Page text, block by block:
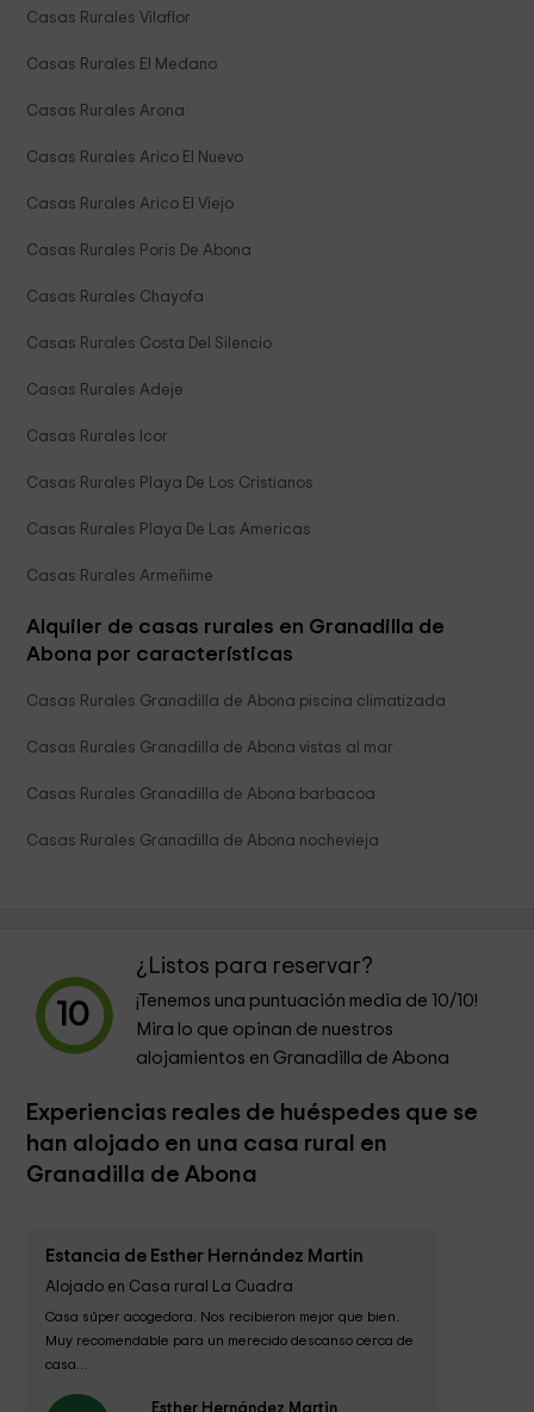
Casas Rurales Vilaflor
Casas Rurales El Medano
Casas Rurales Arona
Casas Rurales Arico El Nuevo
Casas Rurales Arico El Viejo
Casas Rurales Poris De Abona
Casas Rurales Chayofa
Casas Rurales Costa Del Silencio
Casas Rurales Adeje
Casas Rurales Icor
Casas Rurales Playa De Los Cristianos
Casas Rurales Playa De Las Americas
Casas Rurales Armeñime
Alquiler de casas rurales en Granadilla de
Abona por características
Casas Rurales Granadilla de Abona piscina climatizada
Casas Rurales Granadilla de Abona vistas al mar
Casas Rurales Granadilla de Abona barbacoa
Casas Rurales Granadilla de Abona nochevieja
10
¿Listos para reservar?
¡Tenemos una puntuación media de 10/10!
Mira lo que opinan de nuestros
alojamientos en Granadilla de Abona
Experiencias reales de huéspedes que se
han alojado en una casa rural en
Granadilla de Abona
Estancia de Esther Hernández Martin
Alojado en Casa rural La Cuadra
Casa súper acogedora. Nos recibieron mejor que bien.
Muy recomendable para un merecido descanso cerca de
casa...